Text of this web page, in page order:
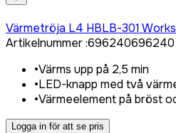
Värmetröja L4 HBLB-301
Artikelnummer:696240696240
•Värms upp på 2,5 min
•LED-knapp med två
•Värmeelement på bröst
Logga in för att se pris